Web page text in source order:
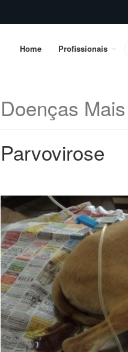
Home Profissionais
Doenças
Parvovirose